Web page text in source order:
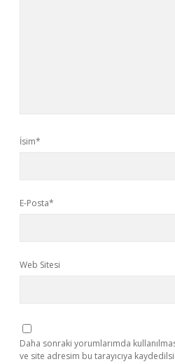
İsim*
E-Posta*
Web Sitesi
Daha sonraki yorumlarımda
ve site adresim bu tarayıcıya